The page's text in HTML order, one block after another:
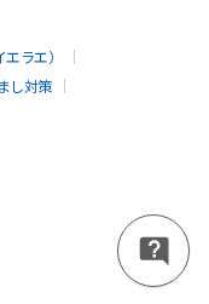
ラエ）
し対策